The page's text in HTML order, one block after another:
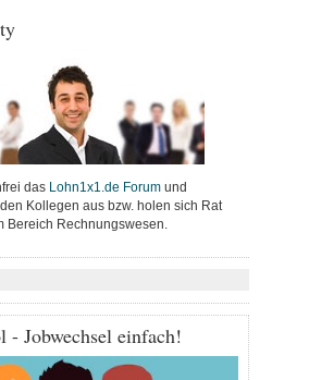
das Lohn1x1.de Forumund
Kollegen aus bzw. holen sich Rat
Bereich Rechnungswesen.
- Jobwechsel einfach!